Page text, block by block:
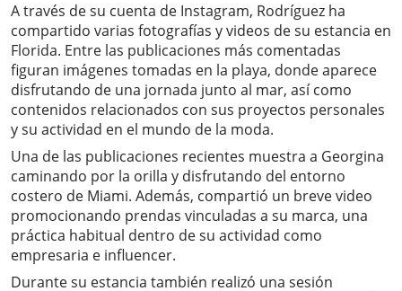
A través de su cuenta de Instagram, Rodríguez ha
compartido varias fotografías y videos de su estancia en
Florida. Entre las publicaciones más comentadas
figuran imágenes tomadas en la playa, donde aparece
disfrutando de una jornada junto al mar, así como
contenidos relacionados con sus proyectos personales
y su actividad en el mundo de la moda.
Una de las publicaciones recientes muestra a Georgina
caminando por la orilla y disfrutando del entorno
costero de Miami. Además, compartió un breve video
promocionando prendas vinculadas a su marca, una
práctica habitual dentro de su actividad como
empresaria e influencer.
Durante su estancia también realizó una sesión